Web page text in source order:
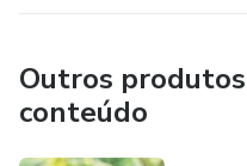
Outros
conteúdo